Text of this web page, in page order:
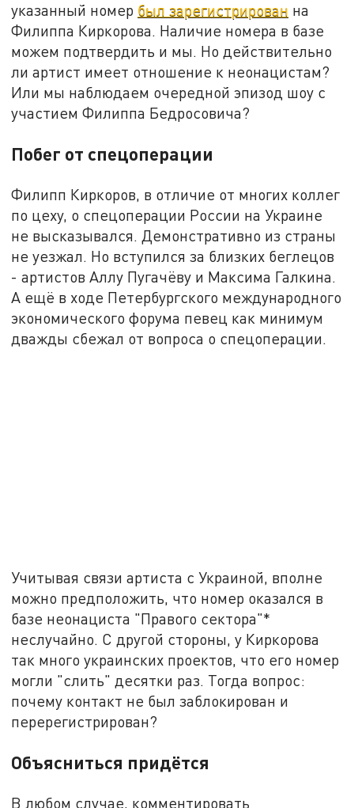
указанный номер был зарегистрирован на
Филиппа Киркорова. Наличие номера в базе
можем подтвердить и мы. Но действительно
ли артист имеет отношение к неонацистам?
Или мы наблюдаем очередной эпизод шоу с
участием Филиппа Бедросовича?
Побег от спецоперации
Филипп Киркоров, в отличие от многих коллег
по цеху, о спецоперации России на Украине
не высказывался. Демонстративно из страны
не уезжал. Но вступился за близких беглецов
- артистов Аллу Пугачёву и Максима Галкина.
А ещё в ходе Петербургского международного
экономического форума певец как минимум
дважды сбежал от вопроса о спецоперации.
Учитывая связи артиста с Украиной, вполне
можно предположить, что номер оказался в
базе неонациста "Правого сектора"*
неслучайно. С другой стороны, у Киркорова
так много украинских проектов, что его номер
могли "слить" десятки раз. Тогда вопрос:
почему контакт не был заблокирован и
перерегистрирован?
Объясниться придётся
В любом случае, комментировать